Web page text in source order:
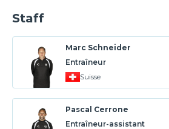
Staff
Marc Schneider
Entraîneur
Suisse
Pascal Cerrone
Entraîneur-assistant